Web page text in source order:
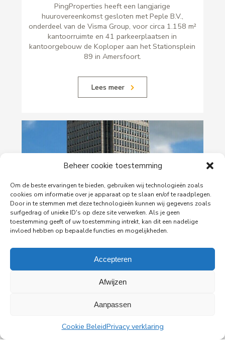
Beheer cookie toestemming
Om de beste ervaringen te bieden, gebruiken wij technologieën zoals
cookies om informatie over je apparaat op te slaan en/of te raadplegen.
Door in te stemmen met deze technologieën kunnen wij gegevens zoals
surfgedrag of unieke ID's op deze site verwerken. Als je geen
toestemming geeft of uw toestemming intrekt, kan dit een nadelige
invloed hebben op bepaalde functies en mogelijkheden.
Accepteren
Afwijzen
Aanpassen
Cookie BeleidPrivacy verklaring
PingProperties heeft een langjarige
huurovereenkomst gesloten met Peple B.V.,
onderdeel van de Visma Group, voor circa 1.158 m²
kantoorruimte en 41 parkeerplaatsen in
kantoorgebouw de Koploper aan het Stationsplein
89 in Amersfoort.
Lees meer
29-06-2026
PingProperties verhuist haar hoofdkantoor naar
PingProperties heeft haar hoofdkantoor gevestigd
in de Rembrandttoren (Rembrandt Tower), het
iconische gebouw aan het Amstelplein in
Lees meer